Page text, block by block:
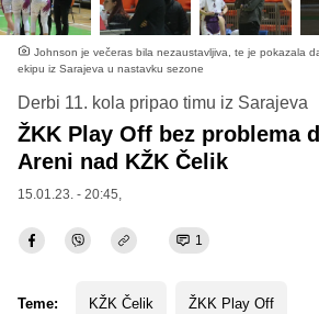
Johnson je večeras bila nezaustavljiva, te je pokazala
ekipu iz Sarajeva u nastavku sezone
Derbi 11. kola pripao timu iz Sarajeva
ŽKK Play Off bez problema
Areni nad KŽK Čelik
15.01.23. - 20:45,
1
Teme: KŽK Čelik ŽKK Play Off